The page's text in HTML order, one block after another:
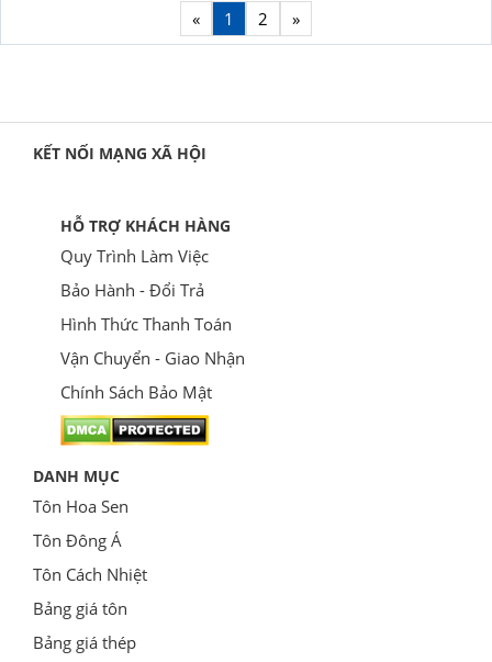
« 1 2 »
KẾT NỐI MẠNG XÃ HỘI
HỖ TRỢ KHÁCH HÀNG
Quy Trình Làm Việc
Bảo Hành - Đổi Trả
Hình Thức Thanh Toán
Vận Chuyển - Giao Nhận
Chính Sách Bảo Mật
DANH MỤC
Tôn Hoa Sen
Tôn Đông Á
Tôn Cách Nhiệt
Bảng giá tôn
Bảng giá thép